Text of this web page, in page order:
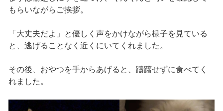
もらいながらご挨拶。
「大丈夫だよ」と優しく声をかけながら様子を見ている
と、逃げることなく近くにいてくれました。
その後、おやつを手からあげると、躊躇せずに食べてく
れました。